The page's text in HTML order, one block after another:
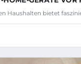
Haushalten bietet